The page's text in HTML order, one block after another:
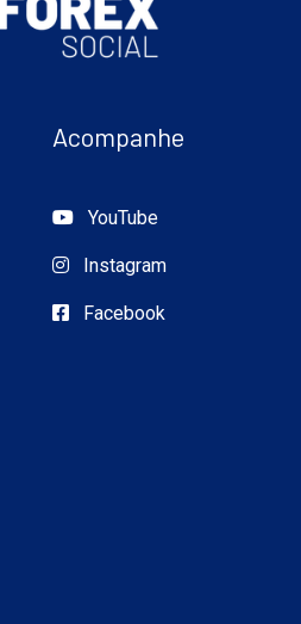
Acompanhe
YouTube
Instagram
Facebook